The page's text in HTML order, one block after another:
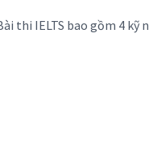
thi IELTS bao gồm 4 kỹ